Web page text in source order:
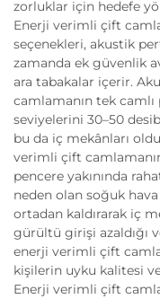
zorluklar için hedefe
Enerji verimli çift
seçenekleri, akustik
zamanda ek güvenlik
ara tabakalar içerir.
camlamanın tek
seviyelerini 30–50
bu da iç mekânları
verimli çift
pencere yakınında
neden olan soğuk hava
ortadan kaldırarak iç
gürültü girişi azaldığı
enerji verimli çift
kişilerin uyku kalitesi
Enerji verimli çift